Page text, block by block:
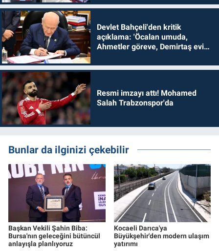
Devlet Bahçeli'den kritik
açıklama: 'Öcalan umuda,
Ahmetler göreve, Demirtaş evine
Resmi imzayı attı! Mohamed
Salah Trabzonspor'da
Bunlar da ilginizi çekebilir
Başkan Vekili Şahin Biba:
Bursa'nın geleceğini bütüncül
anlayışla planlıyoruz
Kocaeli Darıca'ya
Büyükşehir'den modern ulaşım
yatırımı